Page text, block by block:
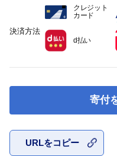
寄付
URLをコピー
決済方法
クレジット
カード
d払い